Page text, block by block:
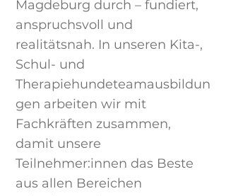
Magdeburg durch – fundiert,
anspruchsvoll und
realitätsnah. In unseren Kita-,
Schul- und
Therapiehundeteamausbildun
gen arbeiten wir mit
Fachkräften zusammen,
damit unsere
Teilnehmer:innen das Beste
aus allen Bereichen